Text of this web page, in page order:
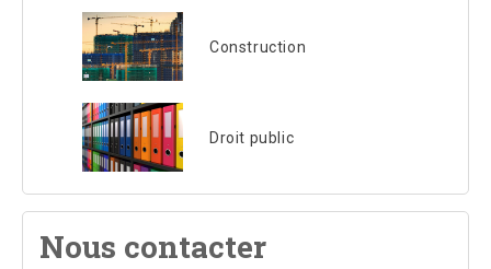
Construction
Droit public
Nous contacter